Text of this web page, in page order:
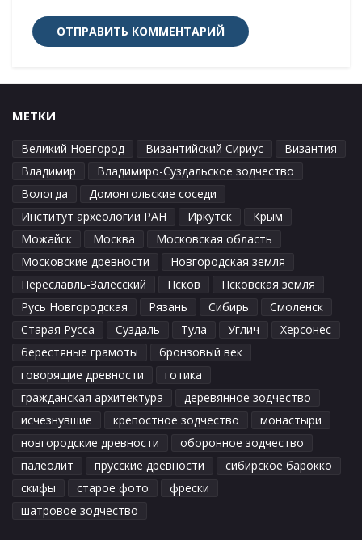
МЕТКИ
Великий Новгород Византийский Сириус
Византия
Владимир
Владимиро-Суздальское зодчество
Вологда
Домонгольские соседи
Институт археологии РАН
Иркутск
Крым
Можайск
Москва
Московская область
Московские древности
Новгородская земля
Переславль-Залесский
Псков
Псковская земля
Русь Новгородская
Рязань Сибирь
Смоленск
Старая Русса
Суздаль Тула Углич
Херсонес
берестяные грамоты
бронзовый век
говорящие древности
готика
гражданская архитектура
деревянное зодчество
исчезнувшие
крепостное зодчество
монастыри
новгородские древности
оборонное зодчество
палеолит
прусские древности
сибирское барокко
скифы
старое фото
фрески
шатровое зодчество